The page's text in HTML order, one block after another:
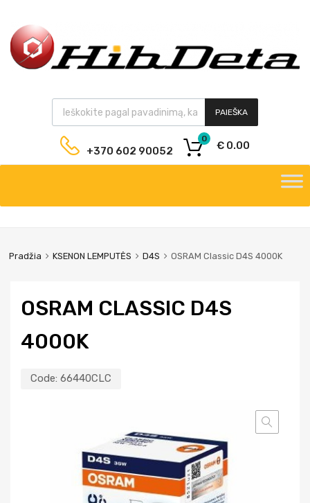
PAIEŠKA
+370 602 90052 € 0.00
0
Pradžia KSENON LEMPUTĖS D4S OSRAM Classic D4S 4000K
OSRAM CLASSIC D4S
4000K
Code: 66440CLC